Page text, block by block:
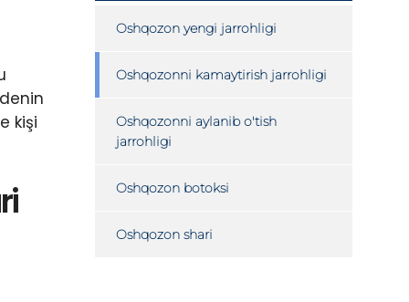
kişi
Oshqozon yengi jarrohligi
Oshqozonni kamaytirish jarrohligi
Oshqozonni aylanib o'tish
jarrohligi
Oshqozon botoksi
Oshqozon shari